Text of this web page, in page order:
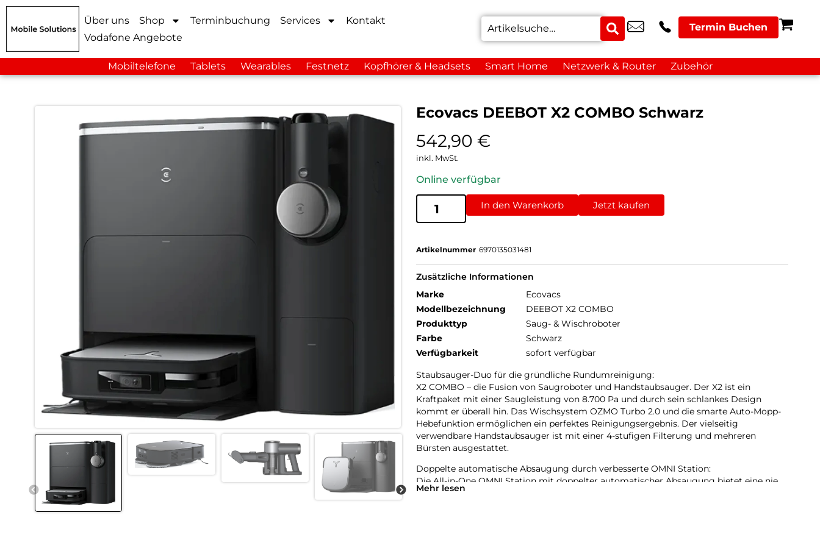
Über uns Shop Terminbuchung Services
Kontakt
Vodafone Angebote
Termin Buchen
Mobiltelefone Tablets Wearables Festnetz Kopfhörer & Headsets Smart Home Netzwerk & Router Zubehör
Ecovacs DEEBOT X2 COMBO Schwarz
542,90 €
inkl. MwSt.
Online verfügbar
In den Warenkorb Jetzt kaufen
Artikelnummer 6970135031481
Zusätzliche Informationen
Marke
Ecovacs
Modellbezeichnung
DEEBOT X2 COMBO
Produkttyp
Saug- & Wischroboter
Farbe
Schwarz
Verfügbarkeit
sofort verfügbar
Staubsauger-Duo für die gründliche Rundumreinigung:
X2 COMBO – die Fusion von Saugroboter und Handstaubsauger. Der X2 ist ein
Kraftpaket mit einer Saugleistung von 8.700 Pa und durch sein schlankes Design
kommt er überall hin. Das Wischsystem OZMO Turbo 2.0 und die smarte Auto-Mopp-
Hebefunktion ermöglichen ein perfektes Reinigungsergebnis. Der vielseitig
verwendbare Handstaubsauger ist mit einer 4-stufigen Filterung und mehreren
Bürsten ausgestattet.
Doppelte automatische Absaugung durch verbesserte OMNI Station:
Die All-in-One OMNI Station mit doppelter automatischer Absaugung bietet eine nie
dagewesene Reinigungseffizienz für ein blitzsauberes Zuhause. Sowohl der
Mehr lesen